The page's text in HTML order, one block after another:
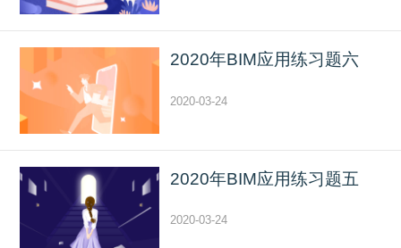
2020年BIM应用练习题六
2020-03-24
2020年BIM应用练习题五
2020-03-24